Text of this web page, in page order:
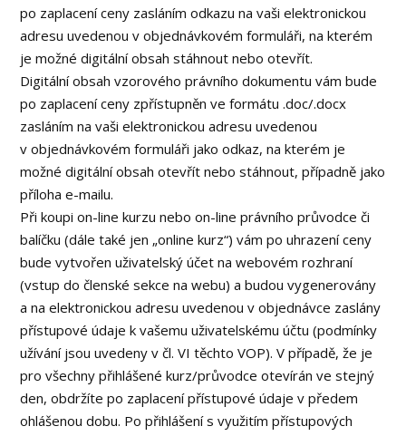
po zaplacení ceny zasláním odkazu na vaši elektronickou
adresu uvedenou v objednávkovém formuláři, na kterém
je možné digitální obsah stáhnout nebo otevřít.
Digitální obsah vzorového právního dokumentu vám bude
po zaplacení ceny zpřístupněn ve formátu .doc/.docx
zasláním na vaši elektronickou adresu uvedenou
v objednávkovém formuláři jako odkaz, na kterém je
možné digitální obsah otevřít nebo stáhnout, případně jako
příloha e-mailu.
Při koupi on-line kurzu nebo on-line právního průvodce či
balíčku (dále také jen „online kurz“) vám po uhrazení ceny
bude vytvořen uživatelský účet na webovém rozhraní
(vstup do členské sekce na webu) a budou vygenerovány
a na elektronickou adresu uvedenou v objednávce zaslány
přístupové údaje k vašemu uživatelskému účtu (podmínky
užívání jsou uvedeny v čl. VI těchto VOP). V případě, že je
pro všechny přihlášené kurz/průvodce otevírán ve stejný
den, obdržíte po zaplacení přístupové údaje v předem
ohlášenou dobu. Po přihlášení s využitím přístupových